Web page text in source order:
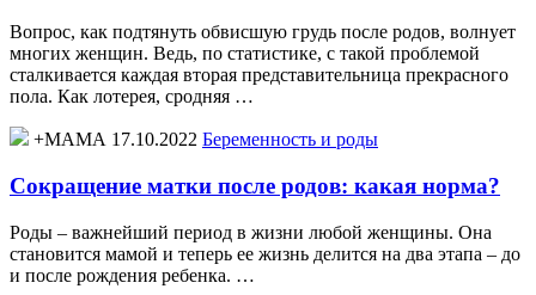
Вопрос, как подтянуть обвисшую грудь после родов, волнует
многих женщин. Ведь, по статистике, с такой проблемой
сталкивается каждая вторая представительница прекрасного
пола. Как лотерея, сродняя …
+МАМА 17.10.2022 Беременность и роды
Сокращение матки после родов: какая норма?
Роды – важнейший период в жизни любой женщины. Она
становится мамой и теперь ее жизнь делится на два этапа – до
и после рождения ребенка. …